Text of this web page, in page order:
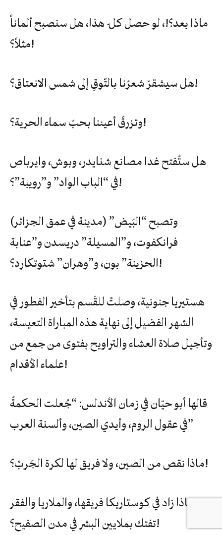
ماذا بعد؟!، لو حصل كل ّ هذا، هل سنصبح ألماناً
مثلاً؟!
هل سيشقرّ شعرُنا بالتّوقِ إلى شمس الانعتاق؟!
وتزرقّ أعيننا بحبّ سماء الحرية؟!
هل ستُفتح غدا مصانع شنايدر، وبوش، وايرباص
في “الباب الواد” و”رويبة”؟!
وتصبح “البَيض” (مدينة في عمق الجزائر)
فرانكفوت، و”المسيلة” دريسدن و”عنابة
الحزينة” بون، و”وهران” شتوتكارد؟!
هستيريا جنونية، وصلتْ للقَسم بتأخير الفطور في
الشهر الفضيل إلى نهاية هذه المباراة التعيسة،
وتأجيل صلاة العشاء والتراويح بفتوى من جمع من
علماء الأقدام!
قالها أبو حيّان في زمان الأندلس: “جُعلت الحكمةُ
في عقول الروم، وأيدي الصين، وألسنة العرب”
ماذا نقص من الصين، ولا فريق لها لكرة الجَربْ؟!
وماذا زاد في كوستاريكا فريقها، والملاريا والفقر
تفتك بملايين البشر في مدن الصفيح؟!